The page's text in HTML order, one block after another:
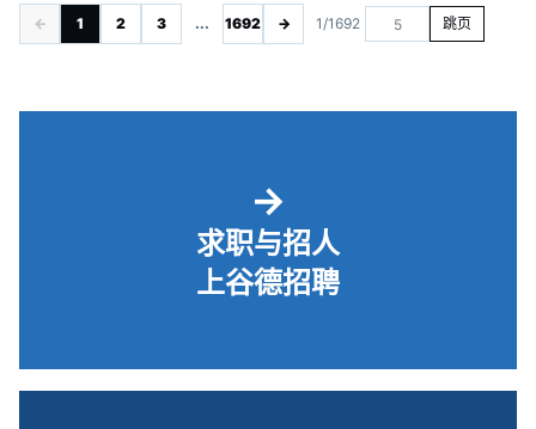
← 1 2 3 ... 1692 → 1/1692 跳页
→
求职与招人
上谷德招聘